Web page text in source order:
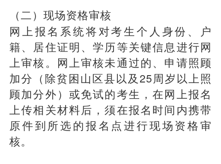
（二）现场资格审核
网上报名系统将对考生个人身份、户
籍、居住证明、学历等关键信息进行网
上审核。网上审核未通过的、申请照顾
加分（除贫困山区县以及25周岁以上照
顾加分外）或免试的考生，在网上报名
上传相关材料后，须在报名时间内携带
原件到所选的报名点进行现场资格审
核。